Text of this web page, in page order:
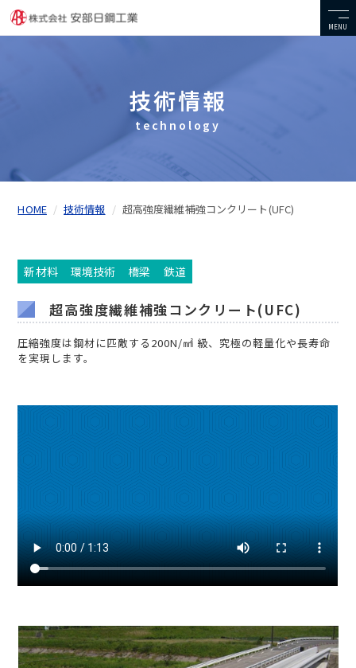
MENU
技術情報
technology
HOME 技術情報 超高強度繊維補強コンクリート(UFC)
新材料 環境技術 橋梁 鉄道
超高強度繊維補強コンクリート(UFC)
圧縮強度は鋼材に匹敵する200N/㎟ 級、究極の軽量化や長寿命
を実現します。